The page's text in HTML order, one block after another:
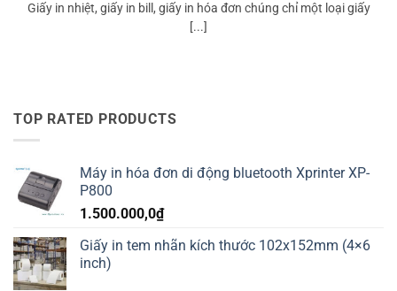
Giấy in nhiệt, giấy in bill, giấy in hóa đơn chúng chỉ một loại giấy
[...]
TOP RATED PRODUCTS
Máy in hóa đơn di động bluetooth Xprinter XP-
P800
1.500.000,0₫
Giấy in tem nhãn kích thước 102x152mm (4×6
inch)